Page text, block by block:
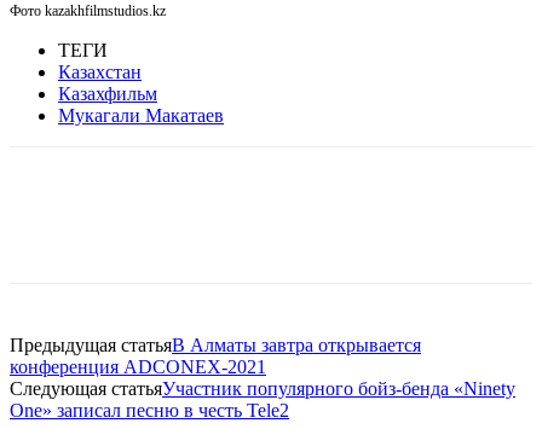
Фото kazakhfilmstudios.kz
ТЕГИ
Казахстан
Казахфильм
Мукагали Макатаев
Предыдущая статьяВ Алматы завтра открывается
конференция ADCONEX-2021
Следующая статьяУчастник популярного бойз-бенда «Ninety
One» записал песню в честь Tele2